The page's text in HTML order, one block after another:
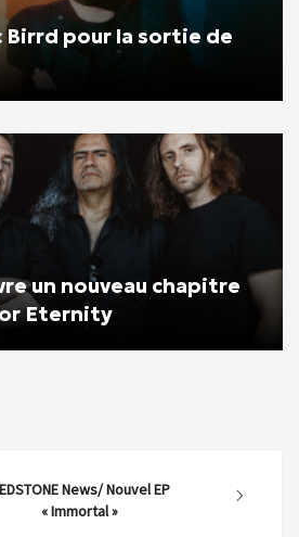
Birrd pour la sortie de
un nouveau chapitre
Eternity
News/ Nouvel EP
« Immortal »